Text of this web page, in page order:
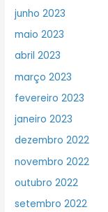
junho 2023
maio 2023
abril 2023
março 2023
fevereiro 2023
janeiro 2023
dezembro 2022
novembro 2022
outubro 2022
setembro 2022